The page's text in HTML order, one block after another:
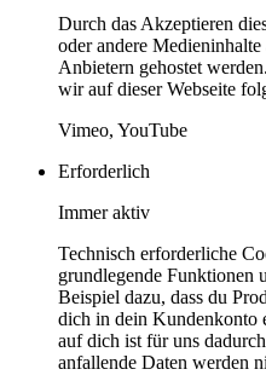
Durch das Akzeptieren
oder andere
Anbietern gehostet
wir auf dieser Webseite
Vimeo, YouTube
Erforderlich
Immer aktiv
Technisch erforderliche
grundlegende Funktionen
Beispiel dazu, dass du
dich in dein Kundenkonto
auf dich ist für uns
anfallende Daten werden